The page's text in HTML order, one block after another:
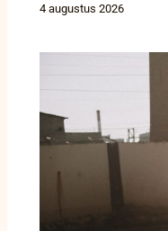
4 augustus 2026